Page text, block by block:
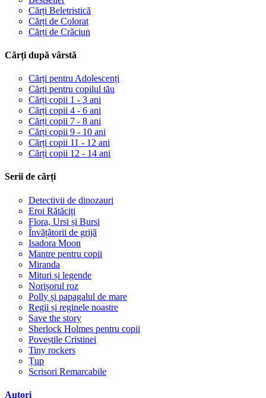
Cărți Beletristică
Cărți de Colorat
Cărți de Crăciun
Cărți după vârstă
Cărți pentru Adolescenți
Cărți pentru copilul tău
Cărți copii 1 - 3 ani
Cărți copii 4 - 6 ani
Cărți copii 7 - 8 ani
Cărți copii 9 - 10 ani
Cărți copii 11 - 12 ani
Cărți copii 12 - 14 ani
Serii de cărți
Detectivii de dinozauri
Eroi Rătăciți
Flora, Ursi și Bursi
Învățătorii de grijă
Isadora Moon
Mantre pentru copii
Miranda
Mituri și legende
Norișorul roz
Polly și papagalul de mare
Regii și reginele noastre
Save the story
Sherlock Holmes pentru copii
Poveștile Cristinei
Tiny rockers
Țup
Scrisori Remarcabile
Autori